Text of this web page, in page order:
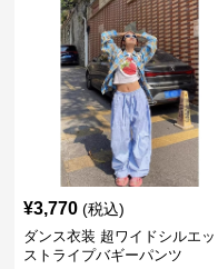
¥3,770 (税込)
ダンス衣装 超ワイドシルエッ
ストライプバギーパンツ